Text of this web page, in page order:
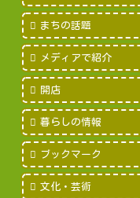
まちの話題
メディアで紹介
開店
暮らしの情報
ブックマーク
文化・芸術